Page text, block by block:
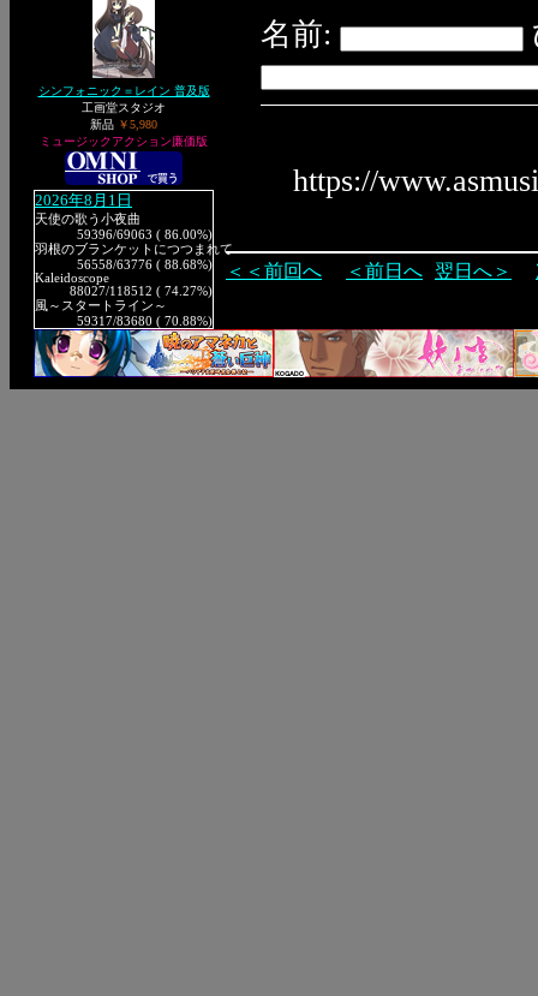
シンフォニック＝レイン 普及版
工画堂スタジオ
新品 ￥5,980
ミュージックアクション廉価版
2026年8月1日
天使の歌う小夜曲
59396/69063 ( 86.00%)
羽根のブランケットにつつまれて
56558/63776 ( 88.68%)
Kaleidoscope
88027/118512 ( 74.27%)
風～スタートライン～
59317/83680 ( 70.88%)
名前:
https://
＜＜前回へ ＜前日へ 翌日へ＞